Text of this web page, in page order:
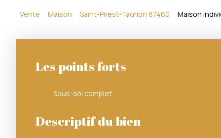
Vente Maison Saint-Priest-Taurion 87480 Maison
Les points forts
Sous-sol complet
Descriptif du bien